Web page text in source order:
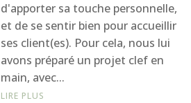
d'apporter sa touche personnelle,
et de se sentir bien pour accueillir
ses client(es). Pour cela, nous lui
avons préparé un projet clef en
main, avec...
LIRE PLUS